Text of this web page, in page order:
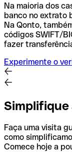
Na maioria dos
banco no extrato
Na Qonto,
códigos SWIFT/
fazer
Experimente o
Simplifique
Faça uma visita
como
Comece hoje a